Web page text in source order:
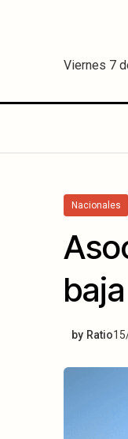
Viernes 7
Nacionales
by Ratio